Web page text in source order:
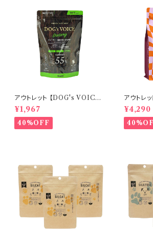
アウトレット 【DOG's VOICE】
ドッグヴォイス ダイエタリー 4
00g
¥1,967
40%OFF
アウトレ
エアドラ
500g
¥4,290